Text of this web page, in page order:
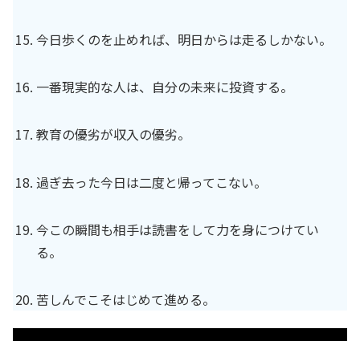
今日歩くのを止めれば、明日からは走るしかない。
一番現実的な人は、自分の未来に投資する。
教育の優劣が収入の優劣。
過ぎ去った今日は二度と帰ってこない。
今この瞬間も相手は読書をして力を身につけてい
る。
苦しんでこそはじめて進める。